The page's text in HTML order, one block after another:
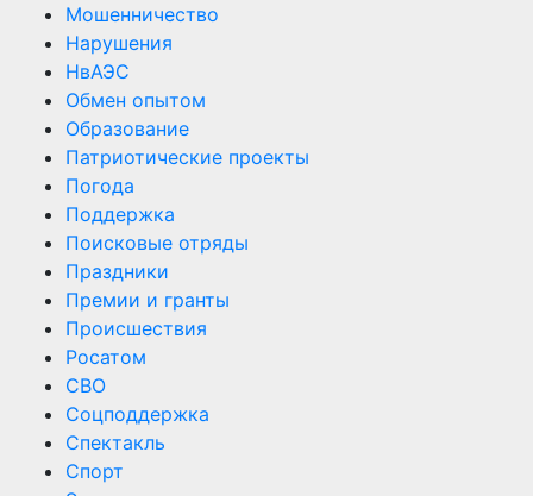
Мошенничество
Нарушения
НвАЭС
Обмен опытом
Образование
Патриотические проекты
Погода
Поддержка
Поисковые отряды
Праздники
Премии и гранты
Происшествия
Росатом
СВО
Соцподдержка
Спектакль
Спорт